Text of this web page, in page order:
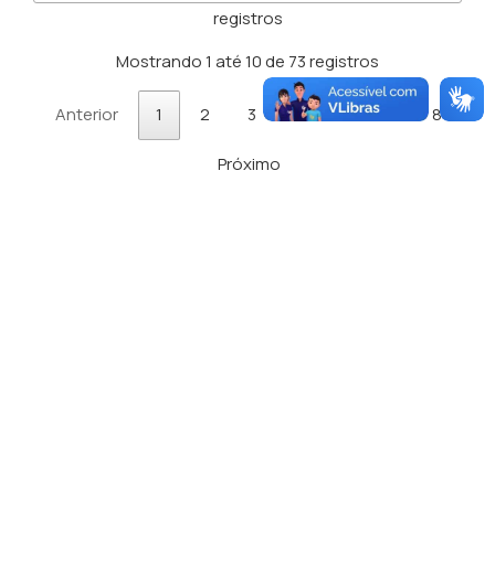
registros
Mostrando 1 até 10 de 73 registros
Anterior 1 2 3 4 5 8
Próximo